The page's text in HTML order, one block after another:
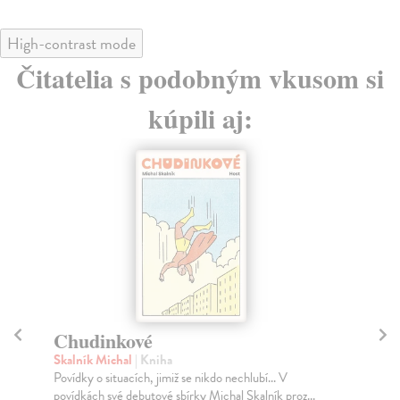
High-contrast mode
Čitatelia s podobným vkusom si
kúpili aj:
Logika nočního rybolovu
Scalia Cristina Cassar
Nejen pod svícnem, ale i pod rybářskou lampou je
největší tma. V listopadové Katánii nezvykle vane s...